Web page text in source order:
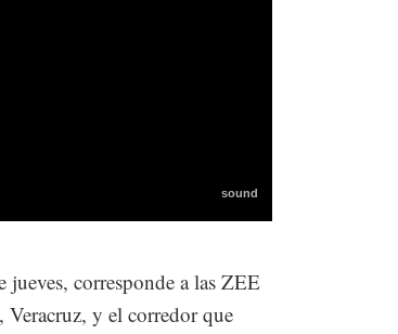
jueves, corresponde a las ZEE
Veracruz, y el corredor que